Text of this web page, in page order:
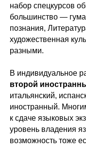
набор спецкурсов
большинство —
познания,
художественная
разными.
В индивидуальное
второй
итальянский,
иностранный.
к сдаче языковых
уровень владения
возможность тоже